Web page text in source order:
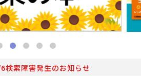
6検索障害発生のお知らせ